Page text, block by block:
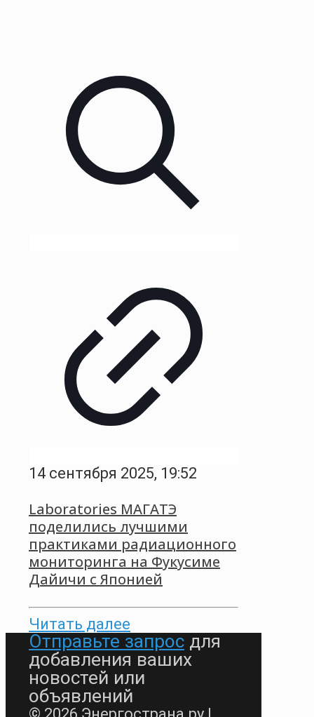
14 сентября 2025, 19:52
Laboratories МАГАТЭ
поделились лучшими
практиками радиационного
мониторинга на Фукусиме
Дайичи с Японией
Читать далее
Отправьте запрос для
добавления ваших
новостей или
объявлений